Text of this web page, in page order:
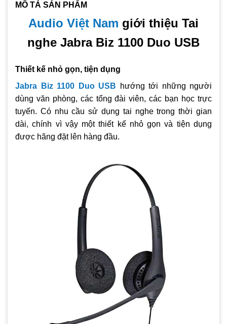
Tai nghe được trang bị công nghệ loại bỏ tiếng ồn hàng
đầu với mức giá phải chăng.
MÔ TẢ SẢN PHẨM
Audio Việt Nam giới thiệu Tai
nghe Jabra Biz 1100 Duo USB
Thiết kế nhỏ gọn, tiện dụng
Jabra Biz 1100 Duo USB hướng tới những người
dùng văn phòng, các tổng đài viên, các bạn học trực
tuyến. Có nhu cầu sử dụng tai nghe trong thời gian
dài, chính vì vậy một thiết kế nhỏ gọn và tiện dụng
được hãng đặt lên hàng đầu.